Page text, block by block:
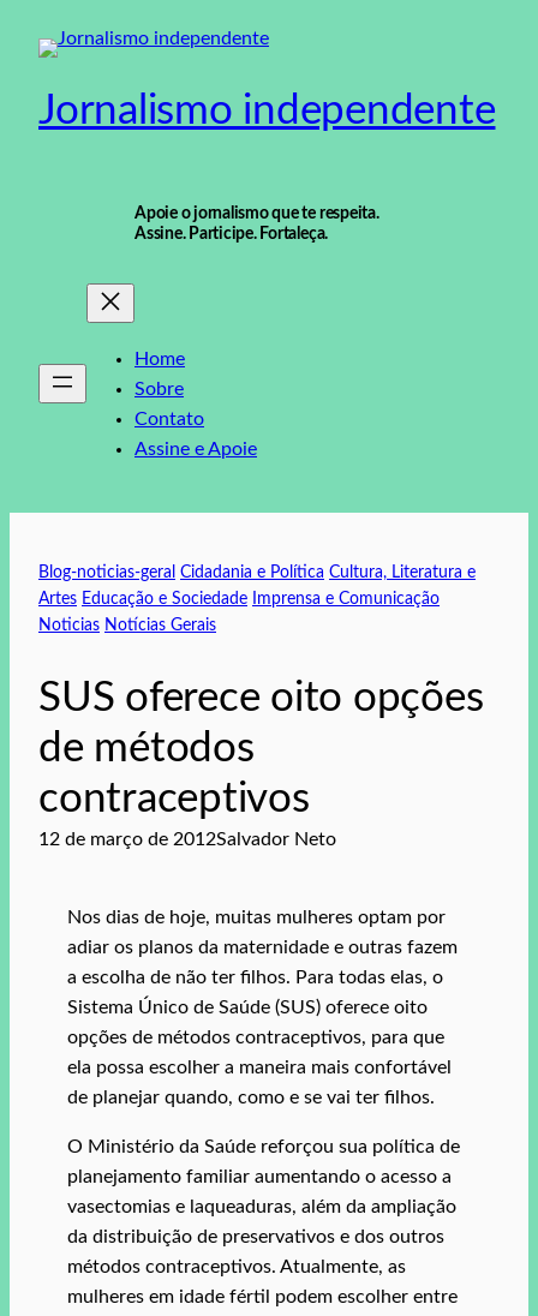
para
conteúdo
Jornalismo independente
Apoie o jornalismo que te respeita.
Assine. Participe. Fortaleça.
Home
Sobre
Contato
Assine e Apoie
Blog-noticias-geral Cidadania e Política Cultura, Literatura e
Artes Educação e Sociedade
Imprensa e Comunicação
Noticias Notícias Gerais
SUS oferece oito opções
de métodos
contraceptivos
12 de março de 2012Salvador Neto
Nos dias de hoje, muitas mulheres optam por
adiar os planos da maternidade e outras fazem
a escolha de não ter filhos. Para todas elas, o
Sistema Único de Saúde (SUS) oferece oito
opções de métodos contraceptivos, para que
ela possa escolher a maneira mais confortável
de planejar quando, como e se vai ter filhos.
O Ministério da Saúde reforçou sua política de
planejamento familiar aumentando o acesso a
vasectomias e laqueaduras, além da ampliação
da distribuição de preservativos e dos outros
métodos contraceptivos. Atualmente, as
mulheres em idade fértil podem escolher entre